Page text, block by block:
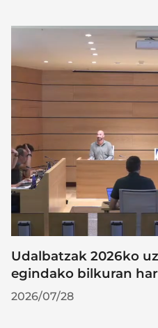
Udalbatzak 2026ko
egindako bilkuran
2026/07/28